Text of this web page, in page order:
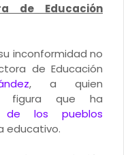
de Educación
inconformidad no
de Educación
, a quien
figura que ha
de los pueblos
educativo.